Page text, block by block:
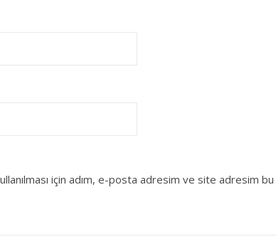
için adım, e-posta adresim ve site adresim bu